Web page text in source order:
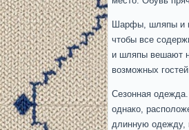
Шарфы, шляпы и
чтобы все
и шляпы вешают
возможных
Сезонная
однако,
длинную одежду,